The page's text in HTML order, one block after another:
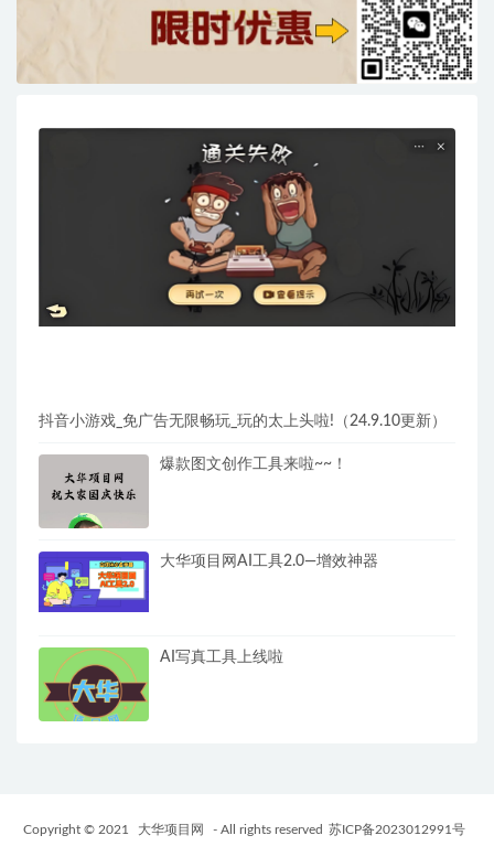
抖音小游戏_免广告无限畅玩_玩的太上头啦!（24.9.10更新）
爆款图文创作工具来啦~~！
大华项目网AI工具2.0—增效神器
AI写真工具上线啦
Copyright © 2021 大华项目网 - All rights reserved 苏ICP备2023012991号